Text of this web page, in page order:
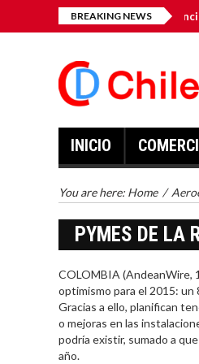
BREAKING NEWS
Gen Inc. anuncia la obtención de
INICIO
You are here: Home /
PYMES DE LA
COLOMBIA (AndeanWire,
optimismo para el 2015: un
Gracias a ello, planifican
o mejoras en las
podría existir, sumado a
año.